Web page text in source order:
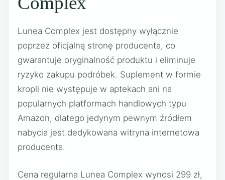
Lunea Complex jest dostępny wyłącznie
poprzez oficjalną stronę producenta, co
gwarantuje oryginalność produktu i eliminuje
ryzyko zakupu podróbek. Suplement w formie
kropli nie występuje w aptekach ani na
popularnych platformach handlowych typu
Amazon, dlatego jedynym pewnym źródłem
nabycia jest dedykowana witryna internetowa
producenta.
Cena regularna Lunea Complex wynosi 299 zł,